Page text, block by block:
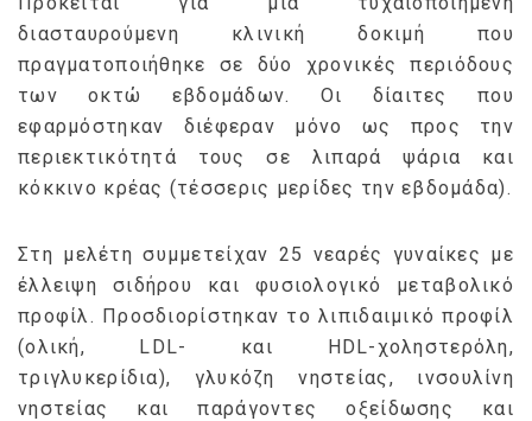
διασταυρούμενη κλινική δοκιμή που
πραγματοποιήθηκε σε δύο χρονικές περιόδους
των οκτώ εβδομάδων. Οι δίαιτες που
εφαρμόστηκαν διέφεραν μόνο ως προς την
περιεκτικότητά τους σε λιπαρά ψάρια και
κόκκινο κρέας (τέσσερις μερίδες την εβδομάδα).
Στη μελέτη συμμετείχαν 25 νεαρές γυναίκες με
έλλειψη σιδήρου και φυσιολογικό μεταβολικό
προφίλ. Προσδιορίστηκαν το λιπιδαιμικό προφίλ
(ολική, LDL- και HDL-χοληστερόλη,
τριγλυκερίδια), γλυκόζη νηστείας, ινσουλίνη
νηστείας και παράγοντες οξείδωσης και